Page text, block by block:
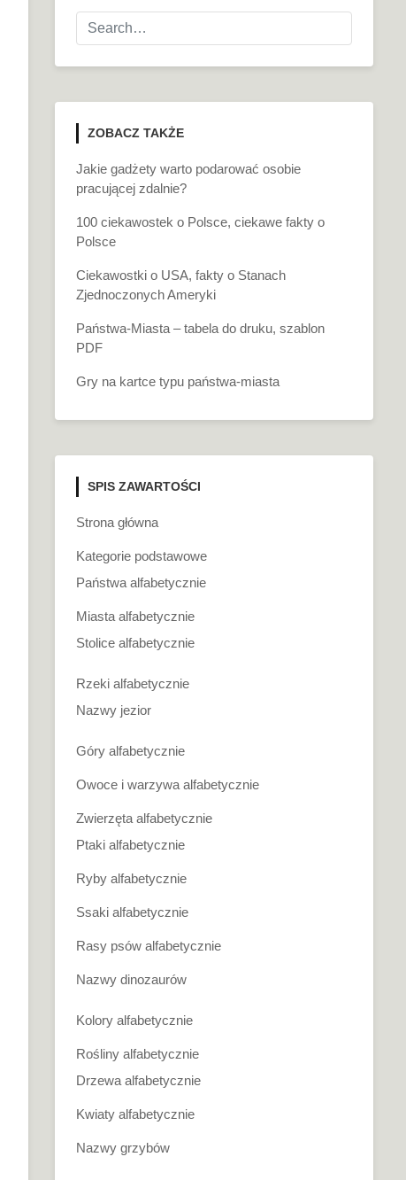
ZOBACZ TAKŻE
Jakie gadżety warto podarować osobie
pracującej zdalnie?
100 ciekawostek o Polsce, ciekawe fakty o
Polsce
Ciekawostki o USA, fakty o Stanach
Zjednoczonych Ameryki
Państwa-Miasta – tabela do druku, szablon
PDF
Gry na kartce typu państwa-miasta
SPIS ZAWARTOŚCI
Strona główna
Kategorie podstawowe
Państwa alfabetycznie
Miasta alfabetycznie
Stolice alfabetycznie
Rzeki alfabetycznie
Nazwy jezior
Góry alfabetycznie
Owoce i warzywa alfabetycznie
Zwierzęta alfabetycznie
Ptaki alfabetycznie
Ryby alfabetycznie
Ssaki alfabetycznie
Rasy psów alfabetycznie
Nazwy dinozaurów
Kolory alfabetycznie
Rośliny alfabetycznie
Drzewa alfabetycznie
Kwiaty alfabetycznie
Nazwy grzybów